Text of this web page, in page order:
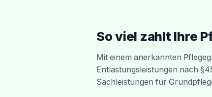
So viel zahlt Ihre
Mit einem anerkannten
Entlastungsleistungen nach
Sachleistungen für